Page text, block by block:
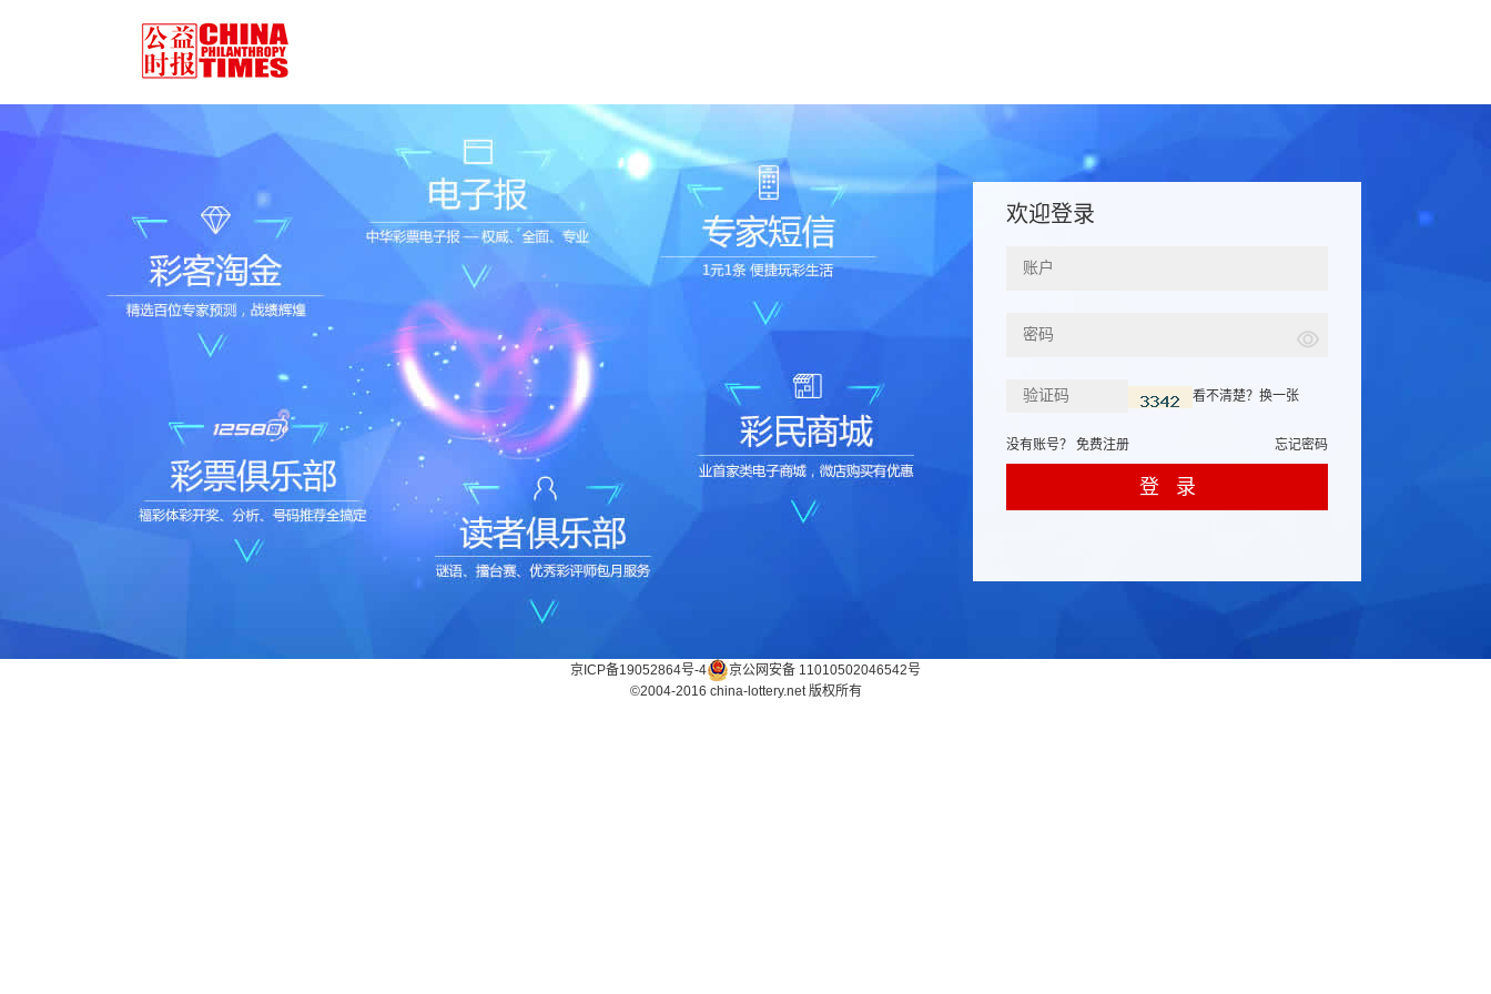
欢迎登录
看不清楚？换一张
没有账号？ 免费注册 忘记密码
京ICP备19052864号-4
京公网安备 11010502046542号
©2004-2016 china-lottery.net 版权所有